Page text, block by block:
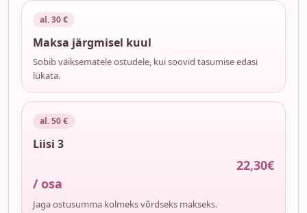
al. 30 €
Maksa järgmisel kuul
Sobib väiksematele ostudele, kui soovid tasumise edasi
lükata.
al. 50 €
Liisi 3
€
22,30
/ osa
Jaga ostusumma kolmeks võrdseks makseks.